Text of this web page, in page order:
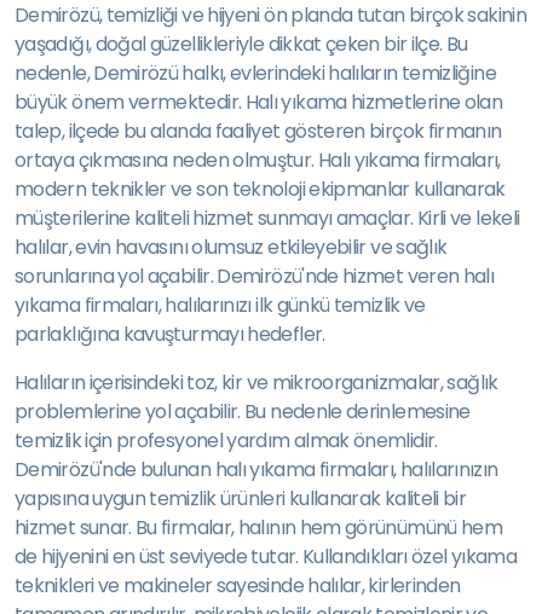
Demirözü, temizliği ve hijyeni ön planda tutan birçok sakinin
yaşadığı, doğal güzellikleriyle dikkat çeken bir ilçe. Bu
nedenle, Demirözü halkı, evlerindeki halıların temizliğine
büyük önem vermektedir. Halı yıkama hizmetlerine olan
talep, ilçede bu alanda faaliyet gösteren birçok firmanın
ortaya çıkmasına neden olmuştur. Halı yıkama firmaları,
modern teknikler ve son teknoloji ekipmanlar kullanarak
müşterilerine kaliteli hizmet sunmayı amaçlar. Kirli ve lekeli
halılar, evin havasını olumsuz etkileyebilir ve sağlık
sorunlarına yol açabilir. Demirözü'nde hizmet veren halı
yıkama firmaları, halılarınızı ilk günkü temizlik ve
parlaklığına kavuşturmayı hedefler.
Halıların içerisindeki toz, kir ve mikroorganizmalar, sağlık
problemlerine yol açabilir. Bu nedenle derinlemesine
temizlik için profesyonel yardım almak önemlidir.
Demirözü'nde bulunan halı yıkama firmaları, halılarınızın
yapısına uygun temizlik ürünleri kullanarak kaliteli bir
hizmet sunar. Bu firmalar, halının hem görünümünü hem
de hijyenini en üst seviyede tutar. Kullandıkları özel yıkama
teknikleri ve makineler sayesinde halılar, kirlerinden